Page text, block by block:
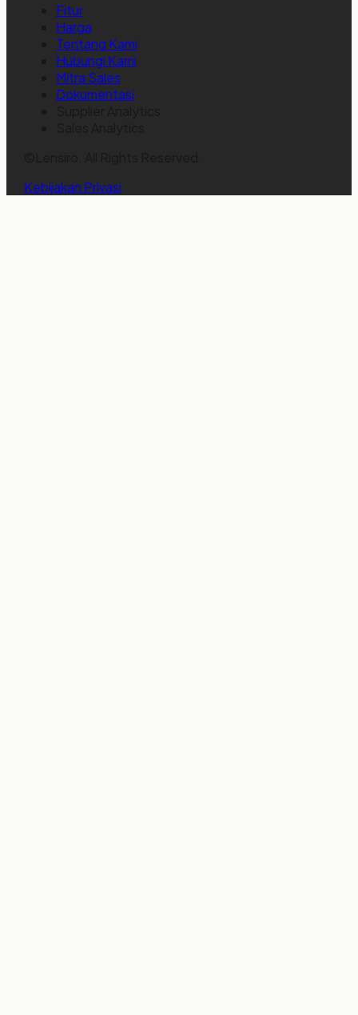
Fitur
Harga
Tentang Kami
Hubungi Kami
Mitra Sales
Dokumentasi
Kebijakan Privasi